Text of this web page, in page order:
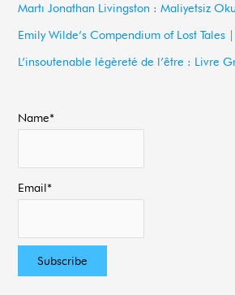
r
:
Martı Jonathan Livingston : Maliyetsiz
Emily Wilde’s Compendium of Lost Tales |
L’insoutenable légèreté de l’être : Livre
Name*
Email*